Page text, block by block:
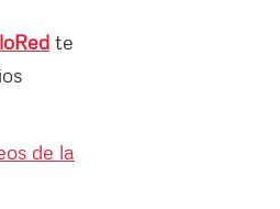
te
de la